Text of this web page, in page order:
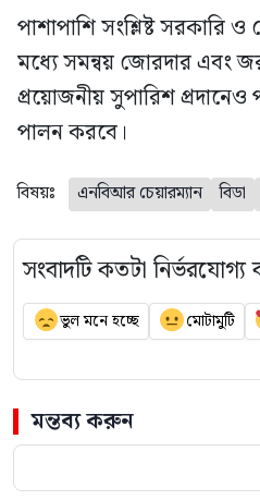
পাশাপাশি সংশ্লিষ্ট সরকারি ও
মধ্যে সমন্বয় জোরদার এবং
প্রয়োজনীয় সুপারিশ
পালন করবে।
বিষয়ঃ এনবিআর চেয়ারম্যান বিডা
সংবাদটি কতটা
ভুল মনে হচ্ছে মোটামুটি
মন্তব্য করুন